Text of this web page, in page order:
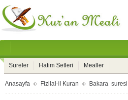
Sureler Hatim Setleri Mealler
Anasayfa Fizilal-il Kuran Bakara suresi